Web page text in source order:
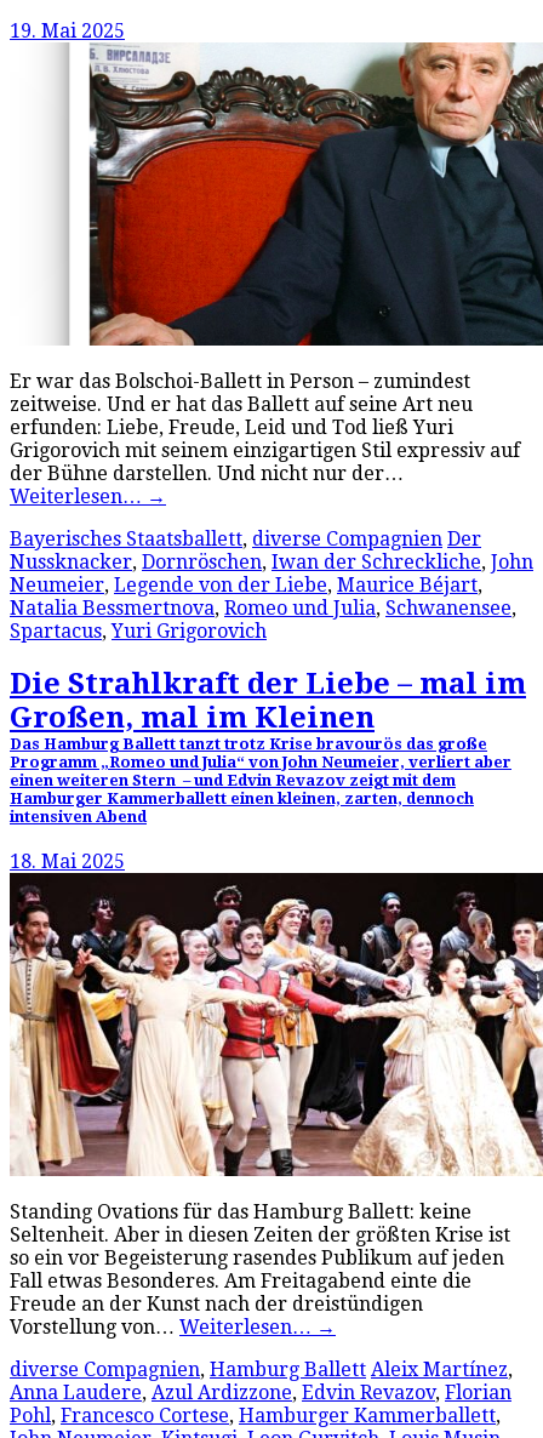
19. Mai 2025
Er war das Bolschoi-Ballett in Person – zumindest
zeitweise. Und er hat das Ballett auf seine Art neu
erfunden: Liebe, Freude, Leid und Tod ließ Yuri
Grigorovich mit seinem einzigartigen Stil expressiv auf
der Bühne darstellen. Und nicht nur der…
Weiterlesen… →
Bayerisches Staatsballett, diverse Compagnien Der
Nussknacker, Dornröschen, Iwan der Schreckliche, John
Neumeier, Legende von der Liebe, Maurice Béjart,
Natalia Bessmertnova, Romeo und Julia, Schwanensee,
Spartacus,Yuri Grigorovich
Die Strahlkraft der Liebe – mal im
Großen, mal im Kleinen
Das Hamburg Ballett tanzt trotz Krise bravourös das große
Programm „Romeo und Julia“ von John Neumeier, verliert aber
einen weiteren Stern – und Edvin Revazov zeigt mit dem
Hamburger Kammerballett einen kleinen, zarten, dennoch
intensiven Abend
18. Mai 2025
Standing Ovations für das Hamburg Ballett: keine
Seltenheit. Aber in diesen Zeiten der größten Krise ist
so ein vor Begeisterung rasendes Publikum auf jeden
Fall etwas Besonderes. Am Freitagabend einte die
Freude an der Kunst nach der dreistündigen
Vorstellung von… Weiterlesen… →
diverse Compagnien, Hamburg Ballett Aleix Martínez,
Anna Laudere, Azul Ardizzone, Edvin Revazov, Florian
Pohl, Francesco Cortese, Hamburger Kammerballett,